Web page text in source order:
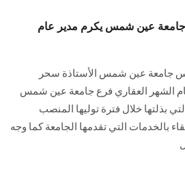
جامعة عين شمس يكرم مدير عام
جامعة عين شمس الأستاذة سحر
الشهر العقاري فرع جامعة عين شمس
بذلتها خلال فترة توليها المنصب
بالخدمات التي تقدمها الجامعة كما وجه